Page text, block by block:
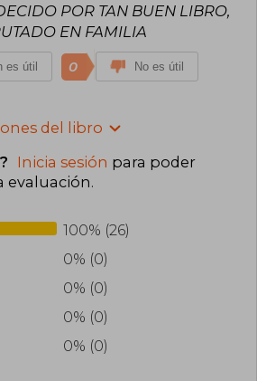
POR TAN BUEN LIBRO,
EN FAMILIA
es útil 0 No es útil
del libro
Inicia sesión para poder
evaluación.
100% (26)
0% (0)
0% (0)
0% (0)
0% (0)